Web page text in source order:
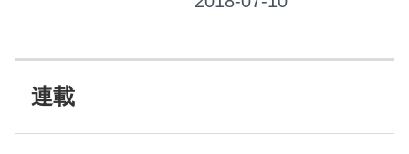
よ！今日は女の子ライダーと
介したいと思います。
連載